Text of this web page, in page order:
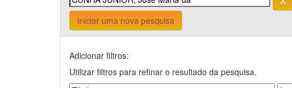
Iniciar uma nova pesquisa
Adicionar filtros:
Utilizar filtros para refinar o resultado da pesquisa.